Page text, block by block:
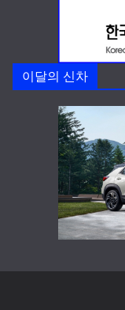
이달의 신차